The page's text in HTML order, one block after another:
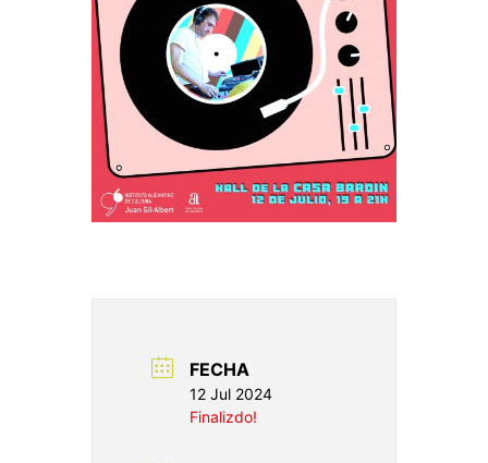
FECHA
12 Jul 2024
Finalizdo!